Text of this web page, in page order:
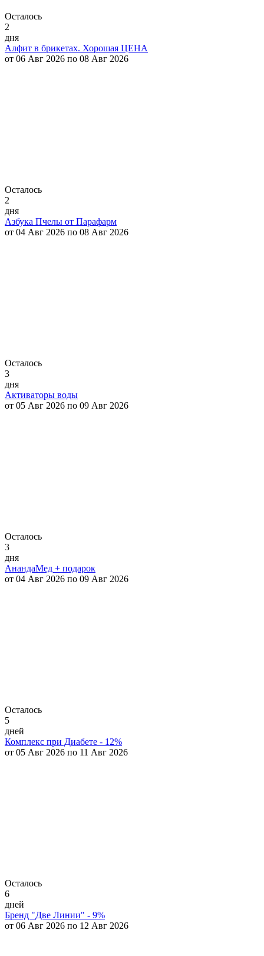
Осталось
2
дня
Алфит в брикетах. Хорошая ЦЕНА
от 06 Авг 2026 по 08 Авг 2026
Осталось
2
дня
Азбука Пчелы от Парафарм
от 04 Авг 2026 по 08 Авг 2026
Осталось
3
дня
Активаторы воды
от 05 Авг 2026 по 09 Авг 2026
Осталось
3
дня
АнандаМед + подарок
от 04 Авг 2026 по 09 Авг 2026
Осталось
5
дней
Комплекс при Диабете - 12%
от 05 Авг 2026 по 11 Авг 2026
Осталось
6
дней
Бренд "Две Линии" - 9%
от 06 Авг 2026 по 12 Авг 2026